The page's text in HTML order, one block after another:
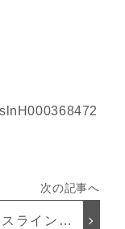
ラインに